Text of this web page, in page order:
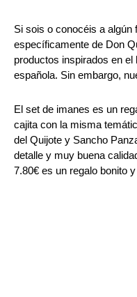
Si sois o conocéis a algún
específicamente de Don
productos inspirados en
española. Sin embargo,
El set de imanes es un
cajita con la misma
del Quijote y Sancho
detalle y muy buena
7.80€ es un regalo bonito